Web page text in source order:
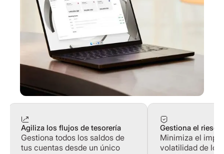
Agiliza los flujos de tesorería
Gestiona todos los saldos de
tus cuentas desde un único
Gestiona el
Minimiza el
volatilidad de los